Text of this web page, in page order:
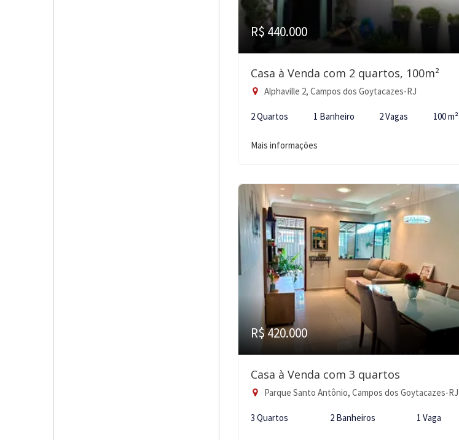
R$ 440.000
Casa à Venda com 2 quartos, 100m²
Alphaville 2, Campos dos Goytacazes-RJ
2 Quartos 1 Banheiro 2 Vagas 100 m²
Mais informações
R$ 420.000
Casa à Venda com 3 quartos
Parque Santo Antônio, Campos dos Goytacazes-RJ
3 Quartos 2 Banheiros 1 Vaga